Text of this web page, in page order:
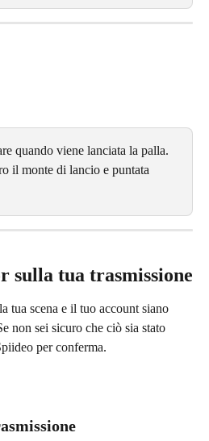
quando viene lanciata la palla.
il monte di lancio e puntata
sulla tua trasmissione
tua scena e il tuo account siano
non sei sicuro che ciò sia stato
per conferma.